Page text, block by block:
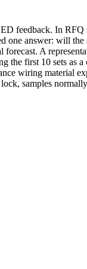
feedback. In
one answer: will
A
the first 10 sets as
wiring material
samples